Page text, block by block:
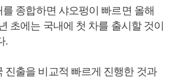
종합하면 샤오펑이 빠르면 올해
초에는 국내에 첫 차를 출시할 것이
.
진출을 비교적 빠르게 진행한 것과